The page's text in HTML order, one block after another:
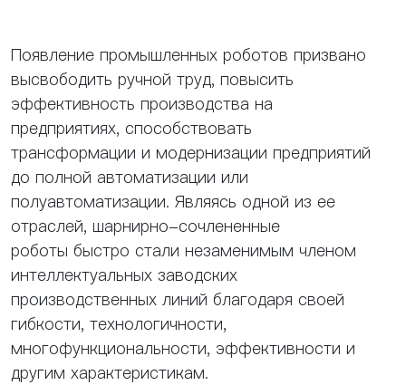
Появление промышленных роботов призвано
высвободить ручной труд, повысить
эффективность производства на
предприятиях, способствовать
трансформации и модернизации предприятий
до полной автоматизации или
полуавтоматизации. Являясь одной из ее
отраслей, шарнирно-сочлененные
роботы быстро стали незаменимым членом
интеллектуальных заводских
производственных линий благодаря своей
гибкости, технологичности,
многофункциональности, эффективности и
другим характеристикам.